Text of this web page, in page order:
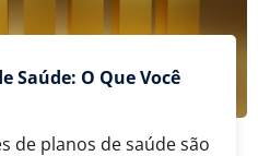
Saúde: O Que Você
de planos de saúde são